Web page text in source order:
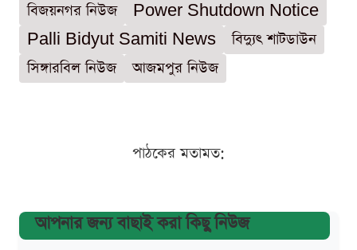
বিজয়নগর নিউজ
Power Shutdown Notice
Palli Bidyut Samiti News
বিদ্যুৎ শাটডাউন
সিঙ্গারবিল নিউজ
আজমপুর নিউজ
পাঠকের মতামত:
আপনার জন্য বাছাই করা কিছু নিউজ